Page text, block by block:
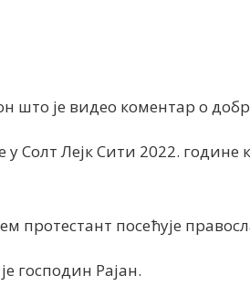
је видео коментар о
Солт Лејк Сити 2022.
протестант посећује
господин Рајан.